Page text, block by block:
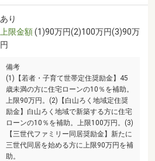
あり
上限金額(1)90万円(2)100万円(3)90万
円
備考
(1)【若者・子育て世帯定住奨励金】45
歳未満の方に住宅ローンの10％を補助。
上限90万円。(2)【白山ろく地域定住奨
励金】白山ろく地域で新築する方に住宅
ローンの10％を補助。上限100万円。(3)
【三世代ファミリー同居奨励金】新たに
三世代同居を始める方に上限90万円を補
助。